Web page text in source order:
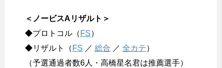
＜ノービスAリザルト＞
◆プロトコル（ FS）
◆リザルト（ FS ／ 総合 ／ 全カテ）
（予選通過者数6人・高橋星名君は推薦選手）